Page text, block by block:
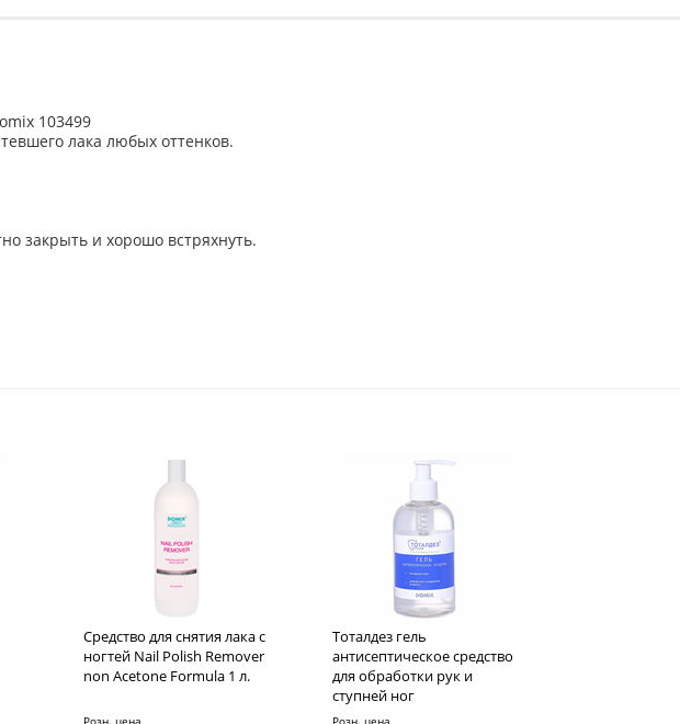
103499
лака любых оттенков.
закрыть и хорошо встряхнуть.
Средство для снятия лака с
ногтей Nail Polish Remover
non Acetone Formula 1 л.
Розн. цена
Тоталдез гель
антисептическое средство
для обработки рук и
ступней ног
Розн. цена